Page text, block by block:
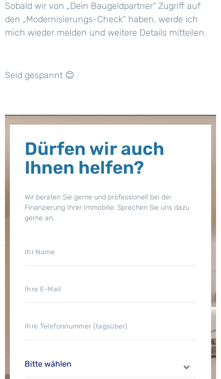
Sobald wir von „Dein Baugeldpartner“ Zugriff auf
den „Modernisierungs-Check“ haben, werde ich
mich wieder melden und weitere Details mitteilen.
Seid gespannt 😊
Dürfen wir auch
Ihnen helfen?
Wir beraten Sie gerne und professionell bei der
Finanzierung Ihrer Immobilie. Sprechen Sie uns dazu
gerne an.